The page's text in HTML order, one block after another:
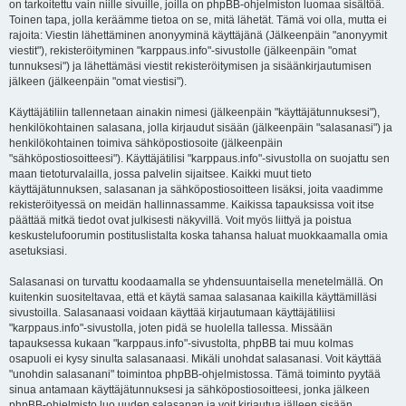
on tarkoitettu vain niille sivuille, joilla on phpBB-ohjelmiston luomaa sisältöä.
Toinen tapa, jolla keräämme tietoa on se, mitä lähetät. Tämä voi olla, mutta ei
rajoita: Viestin lähettäminen anonyyminä käyttäjänä (Jälkeenpäin "anonyymit
viestit"), rekisteröityminen "karppaus.info"-sivustolle (jälkeenpäin "omat
tunnuksesi") ja lähettämäsi viestit rekisteröitymisen ja sisäänkirjautumisen
jälkeen (jälkeenpäin "omat viestisi").
Käyttäjätiliin tallennetaan ainakin nimesi (jälkeenpäin "käyttäjätunnuksesi"),
henkilökohtainen salasana, jolla kirjaudut sisään (jälkeenpäin "salasanasi") ja
henkilökohtainen toimiva sähköpostiosoite (jälkeenpäin
"sähköpostiosoitteesi"). Käyttäjätilisi "karppaus.info"-sivustolla on suojattu sen
maan tietoturvalailla, jossa palvelin sijaitsee. Kaikki muut tieto
käyttäjätunnuksen, salasanan ja sähköpostiosoitteen lisäksi, joita vaadimme
rekisteröityessä on meidän hallinnassamme. Kaikissa tapauksissa voit itse
päättää mitkä tiedot ovat julkisesti näkyvillä. Voit myös liittyä ja poistua
keskustelufoorumin postituslistalta koska tahansa haluat muokkaamalla omia
asetuksiasi.
Salasanasi on turvattu koodaamalla se yhdensuuntaisella menetelmällä. On
kuitenkin suositeltavaa, että et käytä samaa salasanaa kaikilla käyttämilläsi
sivustoilla. Salasanaasi voidaan käyttää kirjautumaan käyttäjätiliisi
"karppaus.info"-sivustolla, joten pidä se huolella tallessa. Missään
tapauksessa kukaan "karppaus.info"-sivustolta, phpBB tai muu kolmas
osapuoli ei kysy sinulta salasanaasi. Mikäli unohdat salasanasi. Voit käyttää
"unohdin salasanani" toimintoa phpBB-ohjelmistossa. Tämä toiminto pyytää
sinua antamaan käyttäjätunnuksesi ja sähköpostiosoitteesi, jonka jälkeen